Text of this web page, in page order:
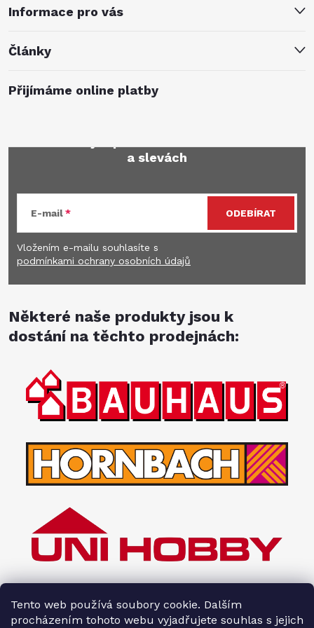
Tento web používá soubory cookie. Dalším
procházením tohoto webu vyjadřujete souhlas s jejich
Informace pro vás
Články
Přijímáme online platby
a slevách
E-mail
Vložením e-mailu souhlasíte s
podmínkami ochrany osobních údajů
ODEBÍRAT
Některé naše produkty jsou k
dostání na těchto prodejnách: